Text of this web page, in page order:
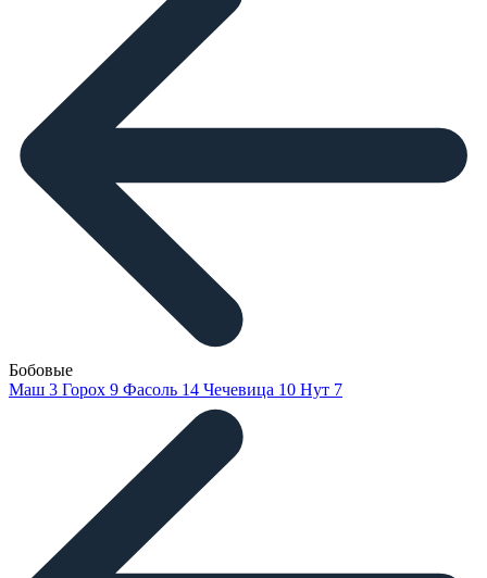
Бобовые
Маш 3 Горох 9 Фасоль 14 Чечевица 10 Нут 7